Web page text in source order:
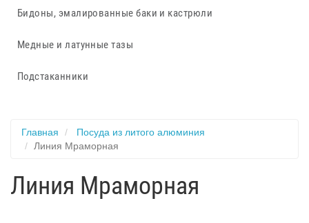
Бидоны, эмалированные баки и кастрюли
Медные и латунные тазы
Подстаканники
Главная
Посуда из литого алюминия
Линия Мраморная
Линия Мраморная